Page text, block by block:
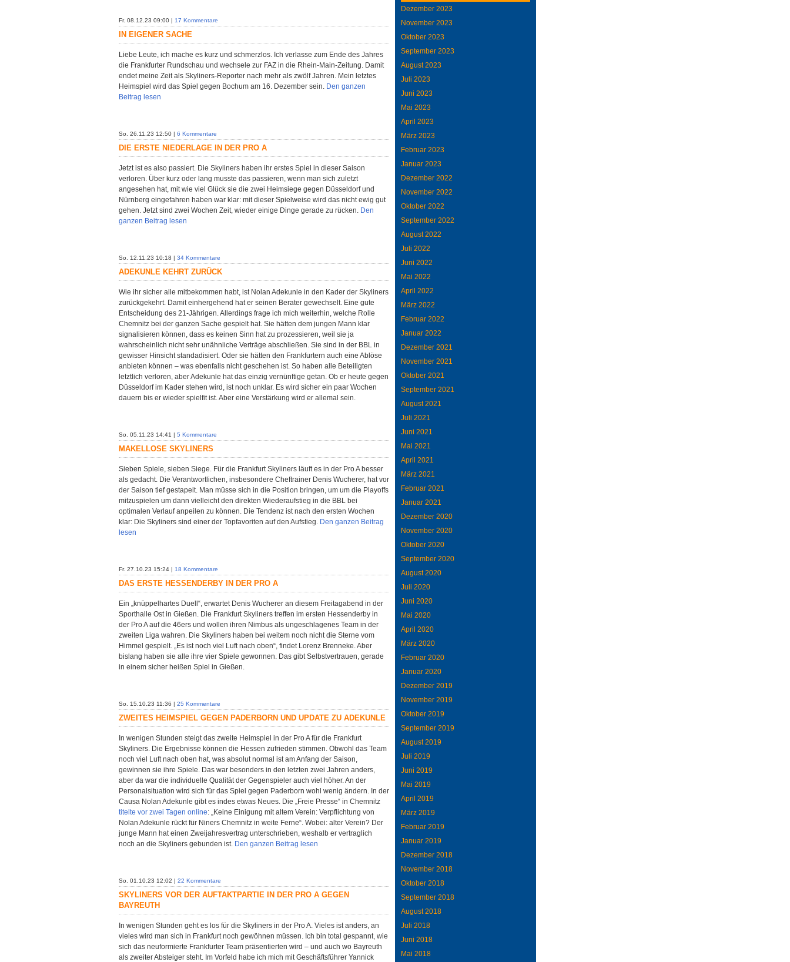
Fr. 08.12.23 09:00 | 17 Kommentare
IN EIGENER SACHE
Liebe Leute, ich mache es kurz und schmerzlos. Ich verlasse zum Ende des Jahres
die Frankfurter Rundschau und wechsele zur FAZ in die Rhein-Main-Zeitung. Damit
endet meine Zeit als Skyliners-Reporter nach mehr als zwölf Jahren. Mein letztes
Heimspiel wird das Spiel gegen Bochum am 16. Dezember sein. Den ganzen
Beitrag lesen
So. 26.11.23 12:50 | 6 Kommentare
DIE ERSTE NIEDERLAGE IN DER PRO A
Jetzt ist es also passiert. Die Skyliners haben ihr erstes Spiel in dieser Saison
verloren. Über kurz oder lang musste das passieren, wenn man sich zuletzt
angesehen hat, mit wie viel Glück sie die zwei Heimsiege gegen Düsseldorf und
Nürnberg eingefahren haben war klar: mit dieser Spielweise wird das nicht ewig gut
gehen. Jetzt sind zwei Wochen Zeit, wieder einige Dinge gerade zu rücken. Den
ganzen Beitrag lesen
So. 12.11.23 10:18 | 34 Kommentare
ADEKUNLE KEHRT ZURÜCK
Wie ihr sicher alle mitbekommen habt, ist Nolan Adekunle in den Kader der Skyliners
zurückgekehrt. Damit einhergehend hat er seinen Berater gewechselt. Eine gute
Entscheidung des 21-Jährigen. Allerdings frage ich mich weiterhin, welche Rolle
Chemnitz bei der ganzen Sache gespielt hat. Sie hätten dem jungen Mann klar
signalisieren können, dass es keinen Sinn hat zu prozessieren, weil sie ja
wahrscheinlich nicht sehr unähnliche Verträge abschließen. Sie sind in der BBL in
gewisser Hinsicht standadisiert. Oder sie hätten den Frankfurtern auch eine Ablöse
anbieten können – was ebenfalls nicht geschehen ist. So haben alle Beteiligten
letztlich verloren, aber Adekunle hat das einzig vernünftige getan. Ob er heute gegen
Düsseldorf im Kader stehen wird, ist noch unklar. Es wird sicher ein paar Wochen
dauern bis er wieder spielfit ist. Aber eine Verstärkung wird er allemal sein.
So. 05.11.23 14:41 | 5 Kommentare
MAKELLOSE SKYLINERS
Sieben Spiele, sieben Siege. Für die Frankfurt Skyliners läuft es in der Pro A besser
als gedacht. Die Verantwortlichen, insbesondere Cheftrainer Denis Wucherer, hat vor
der Saison tief gestapelt. Man müsse sich in die Position bringen, um um die Playoffs
mitzuspielen um dann vielleicht den direkten Wiederaufstieg in die BBL bei
optimalen Verlauf anpeilen zu können. Die Tendenz ist nach den ersten Wochen
klar: Die Skyliners sind einer der Topfavoriten auf den Aufstieg. Den ganzen Beitrag
lesen
Fr. 27.10.23 15:24 | 18 Kommentare
DAS ERSTE HESSENDERBY IN DER PRO A
Ein „knüppelhartes Duell“, erwartet Denis Wucherer an diesem Freitagabend in der
Sporthalle Ost in Gießen. Die Frankfurt Skyliners treffen im ersten Hessenderby in
der Pro A auf die 46ers und wollen ihren Nimbus als ungeschlagenes Team in der
zweiten Liga wahren. Die Skyliners haben bei weitem noch nicht die Sterne vom
Himmel gespielt. „Es ist noch viel Luft nach oben“, findet Lorenz Brenneke. Aber
bislang haben sie alle ihre vier Spiele gewonnen. Das gibt Selbstvertrauen, gerade
in einem sicher heißen Spiel in Gießen.
So. 15.10.23 11:36 | 25 Kommentare
ZWEITES HEIMSPIEL GEGEN PADERBORN UND UPDATE ZU ADEKUNLE
In wenigen Stunden steigt das zweite Heimspiel in der Pro A für die Frankfurt
Skyliners. Die Ergebnisse können die Hessen zufrieden stimmen. Obwohl das Team
noch viel Luft nach oben hat, was absolut normal ist am Anfang der Saison,
gewinnen sie ihre Spiele. Das war besonders in den letzten zwei Jahren anders,
aber da war die individuelle Qualität der Gegenspieler auch viel höher. An der
Personalsituation wird sich für das Spiel gegen Paderborn wohl wenig ändern. In der
Causa Nolan Adekunle gibt es indes etwas Neues. Die „Freie Presse“ in Chemnitz
titelte vor zwei Tagen online: „Keine Einigung mit altem Verein: Verpflichtung von
Nolan Adekunle rückt für Niners Chemnitz in weite Ferne“. Wobei: alter Verein? Der
junge Mann hat einen Zweijahresvertrag unterschrieben, weshalb er vertraglich
noch an die Skyliners gebunden ist. Den ganzen Beitrag lesen
So. 01.10.23 12:02 | 22 Kommentare
SKYLINERS VOR DER AUFTAKTPARTIE IN DER PRO A GEGEN
BAYREUTH
In wenigen Stunden geht es los für die Skyliners in der Pro A. Vieles ist anders, an
vieles wird man sich in Frankfurt noch gewöhnen müssen. Ich bin total gespannt, wie
sich das neuformierte Frankfurter Team präsentierten wird – und auch wo Bayreuth
als zweiter Absteiger steht. Im Vorfeld habe ich mich mit Geschäftsführer Yannick
Dezember 2023
November 2023
Oktober 2023
September 2023
August 2023
Juli 2023
Juni 2023
Mai 2023
April 2023
März 2023
Februar 2023
Januar 2023
Dezember 2022
November 2022
Oktober 2022
September 2022
August 2022
Juli 2022
Juni 2022
Mai 2022
April 2022
März 2022
Februar 2022
Januar 2022
Dezember 2021
November 2021
Oktober 2021
September 2021
August 2021
Juli 2021
Juni 2021
Mai 2021
April 2021
März 2021
Februar 2021
Januar 2021
Dezember 2020
November 2020
Oktober 2020
September 2020
August 2020
Juli 2020
Juni 2020
Mai 2020
April 2020
März 2020
Februar 2020
Januar 2020
Dezember 2019
November 2019
Oktober 2019
September 2019
August 2019
Juli 2019
Juni 2019
Mai 2019
April 2019
März 2019
Februar 2019
Januar 2019
Dezember 2018
November 2018
Oktober 2018
September 2018
August 2018
Juli 2018
Juni 2018
Mai 2018